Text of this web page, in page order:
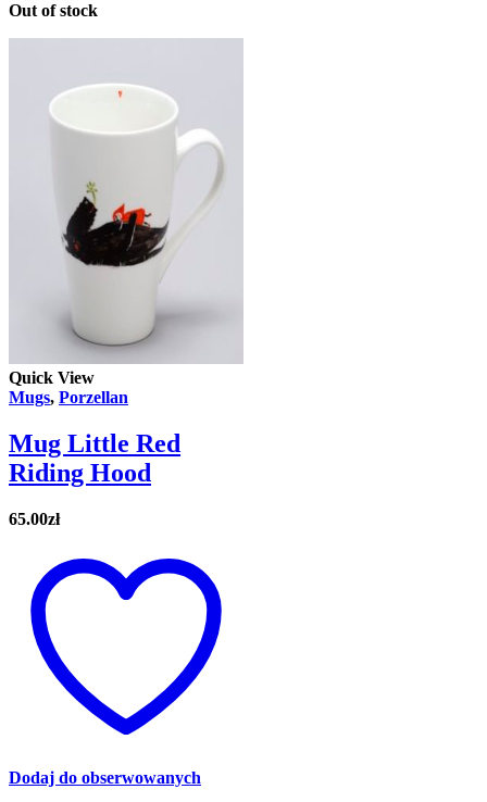
Out of stock
Quick View
Mugs, Porzellan
Mug Little Red
Riding Hood
65.00zł
Dodaj do obserwowanych